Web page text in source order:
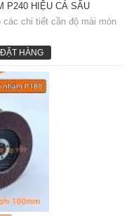
P240 HIỆU CÁ SẤU
chi tiết cần độ mài mòn
ĐẶT HÀNG